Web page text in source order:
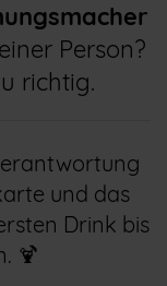
Person?
richtig.
und das
Drink bis
🍹